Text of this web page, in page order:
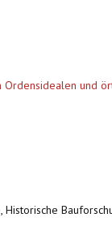
Ordensidealen und